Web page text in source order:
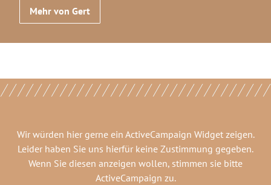
Mehr von Gert
Wir würden hier gerne ein ActiveCampaign Widgetzeigen.
Leider haben Sie uns hierfür keine Zustimmung gegeben.
Wenn Sie diesen anzeigen wollen, stimmen sie bitte
ActiveCampaign zu.